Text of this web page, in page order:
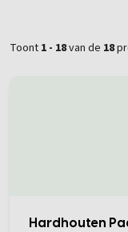
Toont 1 - 18van de 18
Hardhouten